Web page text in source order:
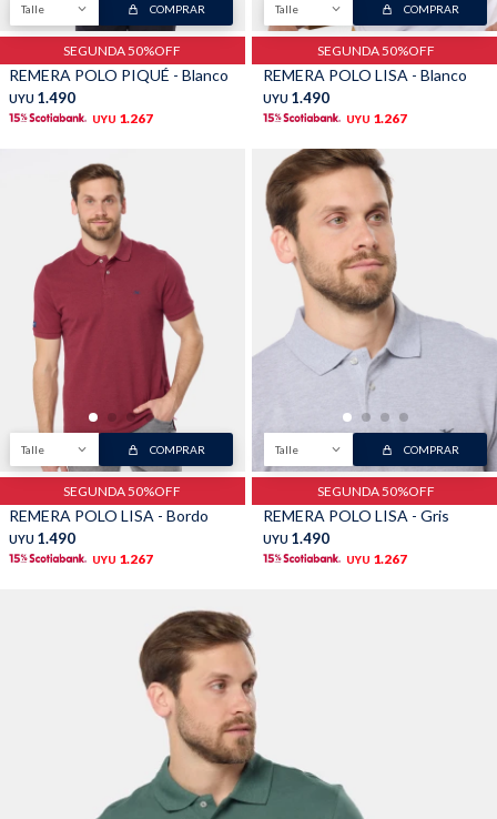
Talle COMPRAR
SEGUNDA 50%OFF
REMERA POLO PIQUÉ - Blanco
UYU 1.490
UYU 1.267
Talle COMPRAR
SEGUNDA 50%OFF
REMERA POLO LISA - Blanco
UYU 1.490
UYU 1.267
Talle COMPRAR
SEGUNDA 50%OFF
REMERA POLO LISA - Bordo
UYU 1.490
UYU 1.267
Talle COMPRAR
SEGUNDA 50%OFF
REMERA POLO LISA - Gris
UYU 1.490
UYU 1.267
Sacos Calzado
Bolsos y valijas Accesorios
TALLES GRANDES Uniformes empresariales
Quiero ser parte Canjear mis puntos
Envíos, cambios y devoluciones
Trabaja con nosotros